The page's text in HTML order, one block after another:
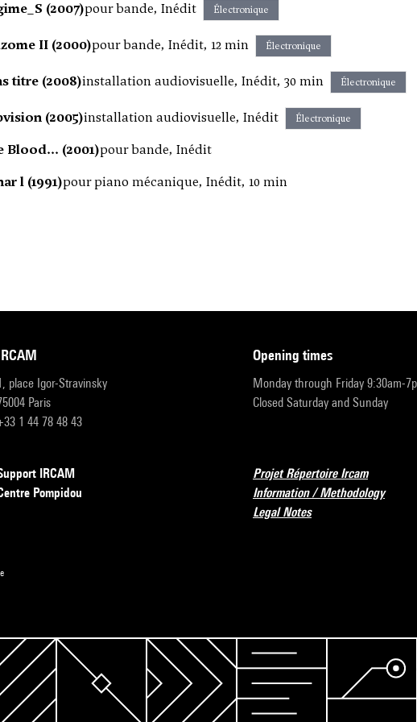
(2007)pour bande, Inédit Électronique
II (2000)pour bande, Inédit, 12 min Électronique
titre (2008)installation audiovisuelle, Inédit, 30 min Électronique
(2005)installation audiovisuelle, Inédit Électronique
Blood... (2001)pour bande, Inédit
l (1991)pour piano mécanique, Inédit, 10 min
IRCAM
place Igor-Stravinsky
Paris
1 44 78 48 43
opening times
Monday through Friday 9:30am-
Closed Saturday and Sunday
IRCAM
Pompidou
Projet Répertoire Ircam
Information / Methodology
Legal Notes